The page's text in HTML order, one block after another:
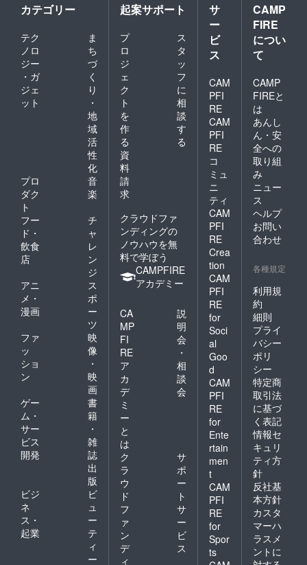
カテゴリー
テク
ノロ
ジー
・ガ
ジェ
ット
ま
ち
づ
く
り
・
地
域
活
性
化
プロ
ダク
ト
音
楽
フー
ド・
飲食
店
チ
ャ
レ
ン
ジ
アニ
メ・
漫画
ス
ポ
ー
ツ
ファ
ッ
ショ
ン
映
像
・
映
画
ゲー
ム・
サー
ビス
開発
書
籍
・
雑
誌
出
版
ビジ
ネ
ス・
起業
ビ
ュ
ー
テ
ィ
ー
起案サポート
プ
ロ
ジ
ェ
ク
ト
を
作
る
ス
タ
ッ
フ
に
相
談
す
る
資
料
請
求
クラウドファ
ンディングの
ノウハウを無
料で学ぼう
CAMPFIRE
アカデミー
CA
MP
FI
RE
ア
カ
デ
ミ
ー
と
は
説
明
会
・
相
談
会
ク
ラ
ウ
ド
フ
ァ
ン
デ
ィ
サ
ポ
ー
ト
サ
ー
ビ
ス
サ
ー
ビ
ス
CAM
PFI
RE
CAM
PFI
RE
コ
ミュ
ニ
ティ
CAM
PFI
RE
Crea
tion
CAM
PFI
RE
for
Soci
al
Goo
d
CAM
PFI
RE
for
Ente
rtain
men
t
CAM
PFI
RE
for
Spor
ts
CAMP
FIRE
につい
て
CAMP
FIREと
は
あんし
ん・安
全への
取り組
み
ニュー
ス
ヘルプ
お問い
合わせ
各種規定
利用規
約
細則
プライ
バシー
ポリ
シー
特定商
取引法
に基づ
く表記
情報セ
キュリ
ティ方
針
反社基
本方針
カスタ
マーハ
ラスメ
ントに